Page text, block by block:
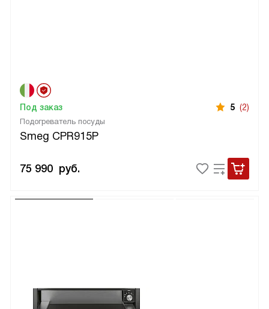
Подогреватель посуды
Smeg CPR915P
Под заказ 5 (2)
75 990 руб.